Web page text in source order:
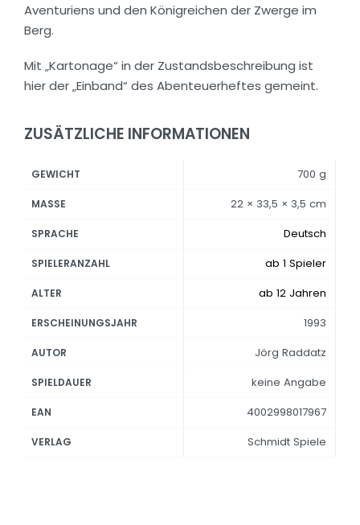
Aventuriens und den Königreichen der Zwerge im
Berg.
Mit „Kartonage“ in der Zustandsbeschreibung ist
hier der „Einband“ des Abenteuerheftes gemeint.
ZUSÄTZLICHE INFORMATIONEN
GEWICHT 700 g
MASSE 22 × 33,5 × 3,5 cm
SPRACHE Deutsch
SPIELERANZAHL ab 1 Spieler
ALTER ab 12 Jahren
ERSCHEINUNGSJAHR 1993
AUTOR Jörg Raddatz
SPIELDAUER keine Angabe
EAN 4002998017967
VERLAG Schmidt Spiele